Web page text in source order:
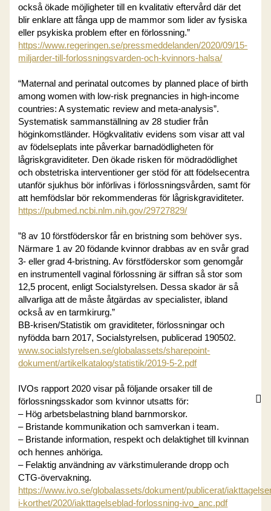
också ökade möjligheter till en kvalitativ eftervård där det
blir enklare att fånga upp de mammor som lider av fysiska
eller psykiska problem efter en förlossning.”
https://www.regeringen.se/pressmeddelanden/2020/09/15-
miljarder-till-forlossningsvarden-och-kvinnors-halsa/
“Maternal and perinatal outcomes by planned place of birth
among women with low-risk pregnancies in high-income
countries: A systematic review and meta-analysis”.
Systematisk sammanställning av 28 studier från
höginkomstländer. Högkvalitativ evidens som visar att val
av födelseplats inte påverkar barnadödligheten för
lågriskgraviditeter. Den ökade risken för mödradödlighet
och obstetriska interventioner ger stöd för att födelsecentra
utanför sjukhus bör införlivas i förlossningsvården, samt för
att hemfödslar bör rekommenderas för lågriskgraviditeter.
https://pubmed.ncbi.nlm.nih.gov/29727829/
”8 av 10 förstföderskor får en bristning som behöver sys.
Närmare 1 av 20 födande kvinnor drabbas av en svår grad
3- eller grad 4-bristning. Av förstföderskor som genomgår
en instrumentell vaginal förlossning är siffran så stor som
12,5 procent, enligt Socialstyrelsen. Dessa skador är så
allvarliga att de måste åtgärdas av specialister, ibland
också av en tarmkirurg.”
BB-krisen/Statistik om graviditeter, förlossningar och
nyfödda barn 2017, Socialstyrelsen, publicerad 190502.
www.socialstyrelsen.se/globalassets/sharepoint-
dokument/artikelkatalog/statistik/2019-5-2.pdf
IVOs rapport 2020 visar på följande orsaker till de
förlossningsskador som kvinnor utsatts för:
– Hög arbetsbelastning bland barnmorskor.
– Bristande kommunikation och samverkan i team.
– Bristande information, respekt och delaktighet till kvinnan
och hennes anhöriga.
– Felaktig användning av värkstimulerande dropp och
CTG-övervakning.
https://www.ivo.se/globalassets/dokument/publicerat/
i-korthet/2020/iakttagelseblad-forlossning-ivo_anc.pdf